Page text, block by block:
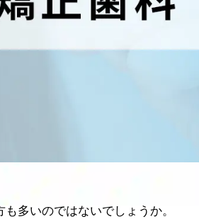
多いのではないでしょうか。